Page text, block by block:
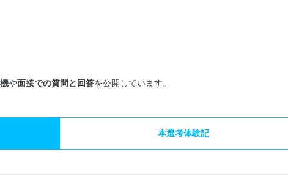
や面接での質問と回答を公開しています。
本選考体験記